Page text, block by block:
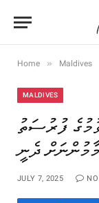
Home » Maldives
MALDIVES
ފުރުސަތު
ދެނީ
JULY 7, 2025